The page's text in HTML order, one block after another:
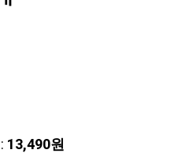
13,490원